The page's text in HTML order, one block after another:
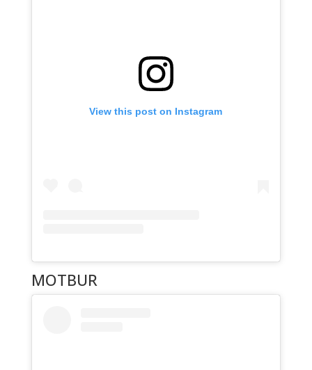
View this post on Instagram
MOTBUR